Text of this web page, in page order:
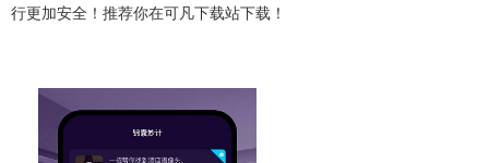
行更加安全！推荐你在可凡下载站下载！